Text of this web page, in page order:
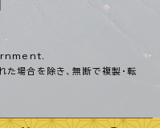
た場合を除き、無断で複製・転